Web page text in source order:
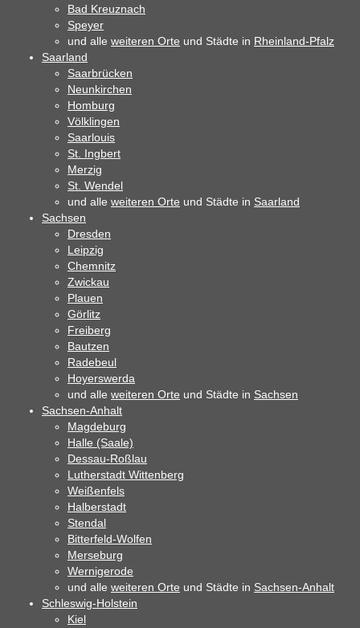
Bad Kreuznach
Speyer
und alle weiteren Orte und Städte in Rheinland-Pfalz
Saarland
Saarbrücken
Neunkirchen
Homburg
Völklingen
Saarlouis
St. Ingbert
Merzig
St. Wendel
und alle weiteren Orte und Städte in Saarland
Sachsen
Dresden
Leipzig
Chemnitz
Zwickau
Plauen
Görlitz
Freiberg
Bautzen
Radebeul
Hoyerswerda
und alle weiteren Orte und Städte in Sachsen
Sachsen-Anhalt
Magdeburg
Halle (Saale)
Dessau-Roßlau
Lutherstadt Wittenberg
Weißenfels
Halberstadt
Stendal
Bitterfeld-Wolfen
Merseburg
Wernigerode
und alle weiteren Orte und Städte in Sachsen-Anhalt
Schleswig-Holstein
Kiel